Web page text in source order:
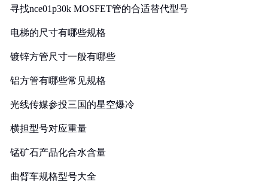
寻找nce01p30k MOSFET管的合适替代型号
电梯的尺寸有哪些规格
镀锌方管尺寸一般有哪些
铝方管有哪些常见规格
光线传媒参投三国的星空爆冷
横担型号对应重量
锰矿石产品化合水含量
曲臂车规格型号大全